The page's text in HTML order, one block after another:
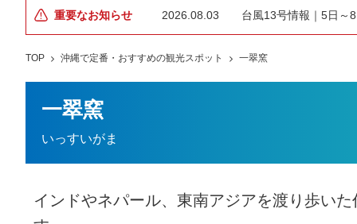
重要なお知らせ 2026.08.03 台風13号情報｜5日～
TOP 沖縄で定番・おすすめの観光スポット 一翠窯
一翠窯
いっすいがま
インドやネパール、東南アジアを渡り歩い